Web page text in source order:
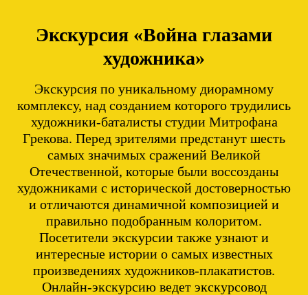
Экскурсия «Война глазами
художника»
Экскурсия по уникальному диорамному
комплексу, над созданием которого трудились
художники-баталисты студии Митрофана
Грекова. Перед зрителями предстанут шесть
самых значимых сражений Великой
Отечественной, которые были воссозданы
художниками с исторической достоверностью
и отличаются динамичной композицией и
правильно подобранным колоритом.
Посетители экскурсии также узнают и
интересные истории о самых известных
произведениях художников-плакатистов.
Онлайн-экскурсию ведет экскурсовод